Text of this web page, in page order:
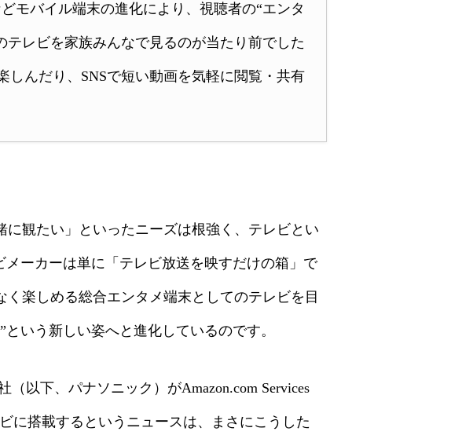
モバイル端末の進化により、視聴者の“エンタ
レビを家族みんなで見るのが当たり前でした
しんだり、SNSで短い動画を気軽に閲覧・共有
観たい」といったニーズは根強く、テレビとい
ーカーは単に「テレビ放送を映すだけの箱」で
楽しめる総合エンタメ端末としてのテレビを目
いう新しい姿へと進化しているのです。
以下、パナソニック）がAmazon.com Services
に搭載するというニュースは、まさにこうした